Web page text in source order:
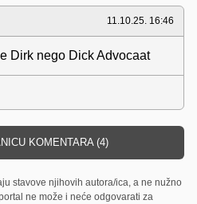
11.10.25. 16:46
Dirk nego Dick Advocaat
KOMENTARA (4)
stavove njihovih autora/ica, a ne nužno
ne može i neće odgovarati za